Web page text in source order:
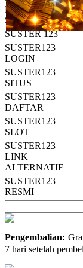
Read
13
Reviews.
Tautan
halaman
yang
sama.
HT OFFICIAL
SUSTER123
SUSTER 123
SUSTER123
LOGIN
SUSTER123
SITUS
SUSTER123
DAFTAR
SUSTER123
SLOT
SUSTER123
LINK
ALTERNATIF
SUSTER123
RESMI
Pengembalian:
7 hari setelah